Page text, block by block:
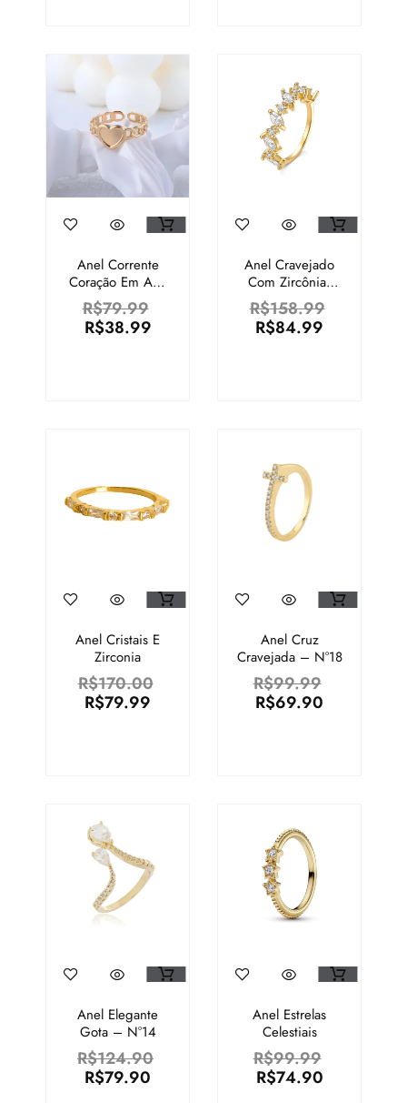
Anel Corrente
Coração Em Aço
Inoxidável
R$79.99
R$38.99
Anel Cravejado
Com Zircônias
Banhado A Ouro
18k
R$158.99
R$84.99
Anel Cristais E
Zirconia
R$170.00
R$79.99
Anel Cruz
Cravejada – N°18
R$99.99
R$69.90
Anel Elegante
Gota – N°14
R$124.90
R$79.90
Anel Estrelas
Celestiais
R$99.99
R$74.90